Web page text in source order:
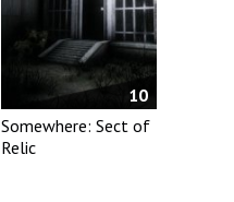
10
Somewhere: Sect of
Relic